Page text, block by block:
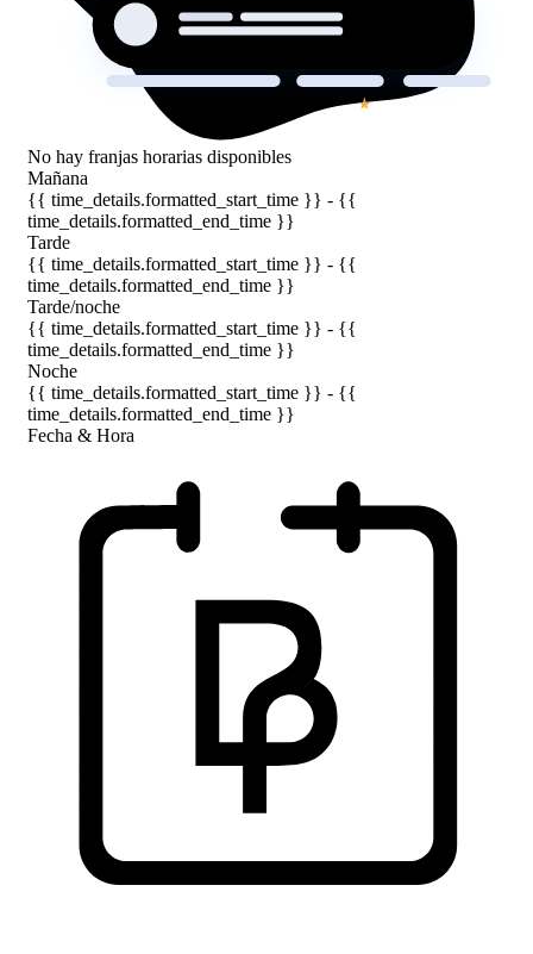
No hay franjas horarias disponibles
Mañana
{{ time_details.formatted_start_time }} - {{
time_details.formatted_end_time }}
Tarde
{{ time_details.formatted_start_time }} - {{
time_details.formatted_end_time }}
Tarde/noche
{{ time_details.formatted_start_time }} - {{
time_details.formatted_end_time }}
Noche
{{ time_details.formatted_start_time }} - {{
time_details.formatted_end_time }}
Fecha & Hora